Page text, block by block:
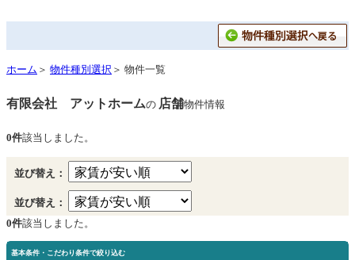
ホーム ＞ 物件種別選択 ＞ 物件一覧
有限会社 アットホームの 店舗物件情報
0件該当しました。
並び替え：
並び替え：
0件該当しました。
基本条件・こだわり条件で絞り込む